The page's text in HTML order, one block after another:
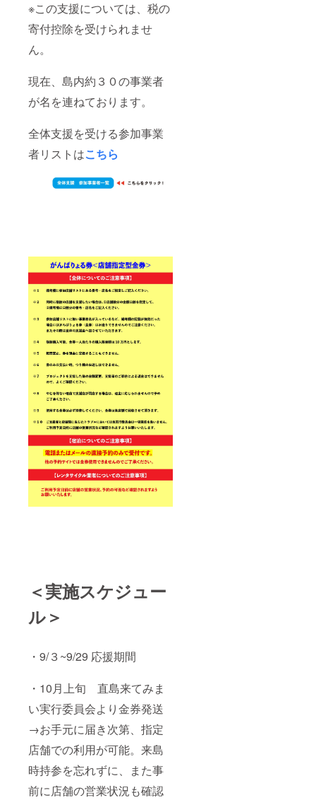
※この支援については、税の
寄付控除を受けられませ
ん。
現在、島内約３０の事業者
が名を連ねております。
全体支援を受ける参加事業
者リストはこちら
＜実施スケジュー
ル＞
・9/３~9/29 応援期間
・10月上旬 直島来てみま
い実行委員会より金券発送
→お手元に届き次第、指定
店舗での利用が可能。来島
時持参を忘れずに、また事
前に店舗の営業状況も確認